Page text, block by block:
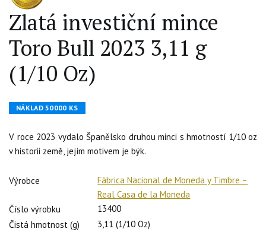
Zlatá investiční mince
Toro Bull 2023 3,11 g
(1/10 Oz)
NÁKLAD 50000 KS
V roce 2023 vydalo Španělsko druhou minci s hmotností 1/10 oz
v historii země, jejím motivem je býk.
Výrobce
Fábrica Nacional de Moneda y Timbre –
Real Casa de la Moneda
Číslo výrobku
13400
Čistá hmotnost (g)
3,11 (1/10 Oz)